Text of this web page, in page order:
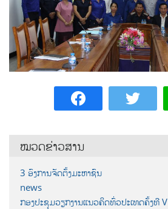
ໝວດຂ່າວສານ
3 ອົງການຈັດຕັ້ງມະຫາຊົນ
news
ກອງປະຊຸມວຽກງານແນວຄິດທົ່ວປະເທດຄັ້ງທີ V